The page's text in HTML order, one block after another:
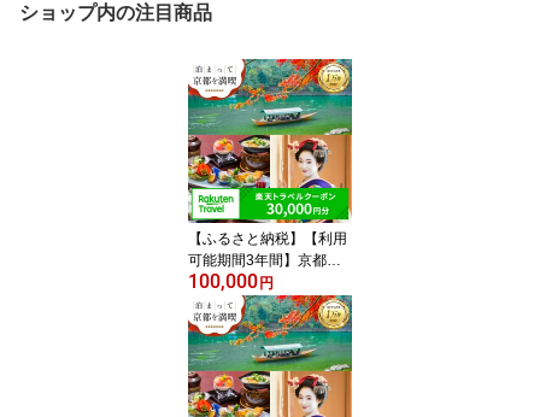
ショップ内の注目商品
【ふるさと納税】【利用
可能期間3年間】京都府
京都市の対象施設で使え
る楽天トラベルクーポン
寄付額100,000円 | 観光
地応援 温泉 観光 旅行 ホ
テル 旅館 クーポン チケ
ット 予約 父の日 母の日
100,000円